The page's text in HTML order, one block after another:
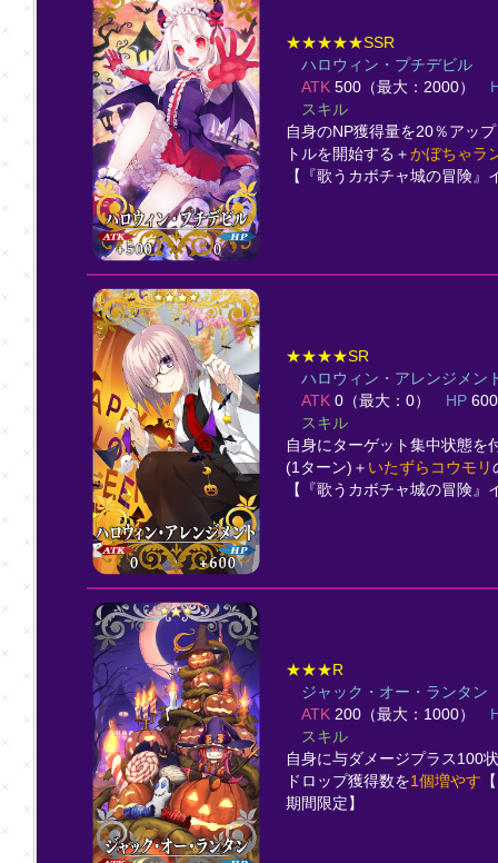
★★★★★SSR
ハロウィン・プチデビル
ATK 500（最大：2000）
スキル
自身のNP獲得量を20％アッ
トルを開始する＋かぼちゃラ
【『歌うカボチャ城の冒険』
★★★★SR
ハロウィン・アレンジメン
ATK 0（最大：0） HP
スキル
自身にターゲット集中状態を
(1ターン)＋ いたずらコウモリ
【『歌うカボチャ城の冒険』
★★★R
ジャック・オー・ランタン
ATK 200（最大：1000）
スキル
自身に与ダメージプラス100
ドロップ獲得数を1個増やす
期間限定】